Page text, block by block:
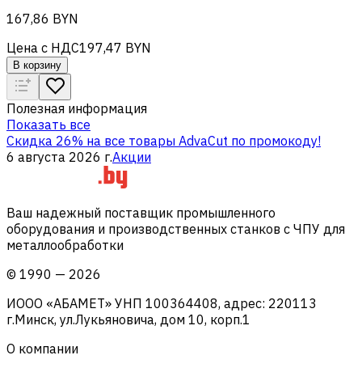
167,86 BYN
Цена с НДС197,47 BYN
В корзину
Полезная информация
Показать все
Скидка 26% на все товары AdvaCut по промокоду!
6 августа 2026 г.Акции
Ваш надежный поставщик промышленного
оборудования и производственных станков с ЧПУ для
металлообработки
© 1990 — 2026
ИООО «АБАМЕТ» УНП 100364408, адрес: 220113
г.Минск, ул.Лукьяновича, дом 10, корп.1
О компании